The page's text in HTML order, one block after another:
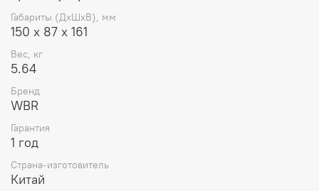
Габариты (ДхШхВ), мм
150 х 87 х 161
Вес, кг
5.64
Бренд
WBR
Гарантия
1 год
Страна-изготовитель
Китай